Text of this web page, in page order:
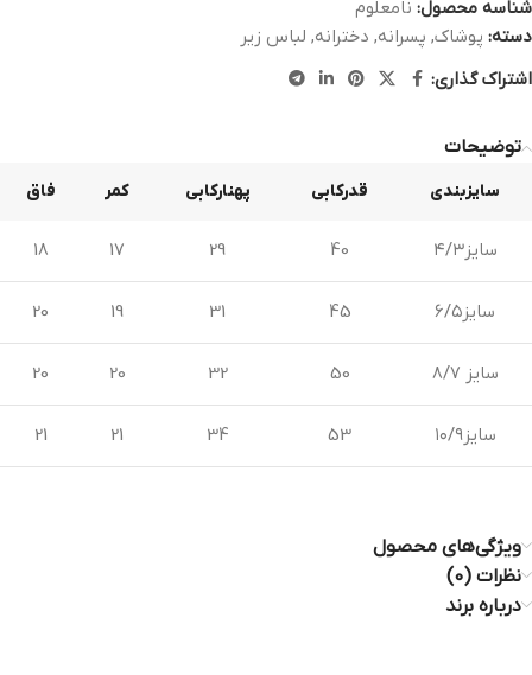
شناسه محصول: نامعلوم
دسته: پوشاک, پسرانه, دخترانه, لباس زیر
اشتراک گذاری:
توضیحات
سایزبندی قدرکابی پهنارکابی کمر فاق
سایز۴/۳ 40
29
17
18
سایز۶/۵ 45
31
19
20
سایز ۸/۷ 50
32
20
20
سایز۱۰/۹ 53
34
21
21
ویژگی‌های محصول
نظرات (0)
درباره برند